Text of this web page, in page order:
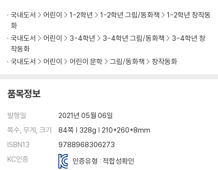
국내도서 어린이 1-2학년 1-2학년 그림/동화책
1-2학년 창작동
화
국내도서
어린이 3-4학년 3-4학년 그림/동화책
3-4학년 창
작동화
국내도서
어린이 어린이 문학 그림/동화책 창작동화
품목정보
발행일
2021년 05월 06일
쪽수, 무게, 크기
84쪽 | 328g | 210*260*8mm
ISBN13
9788968306273
KC인증
인증유형 : 적합성확인